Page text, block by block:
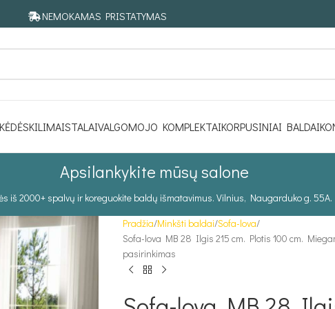
NEMOKAMAS PRISTATYMAS
KĖDĖSKILIMAISTALAIVALGOMOJO KOMPLEKTAIKORPUSINIAI BALDAI
Apsilankykite mūsų salone
iš 2000+ spalvų ir koreguokite baldų išmatavimus. Vilnius, Naugarduko g. 55A.
Pradžia Minkšti baldai Sofa-lova
Sofa-lova MB 28 Ilgis 215 cm. Plotis 100 cm.
pasirinkimas